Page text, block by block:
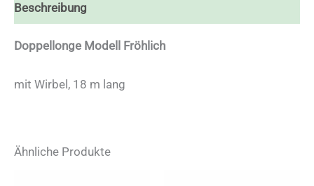
Beschreibung
Doppellonge Modell Fröhlich
mit Wirbel, 18 m lang
Ähnliche Produkte